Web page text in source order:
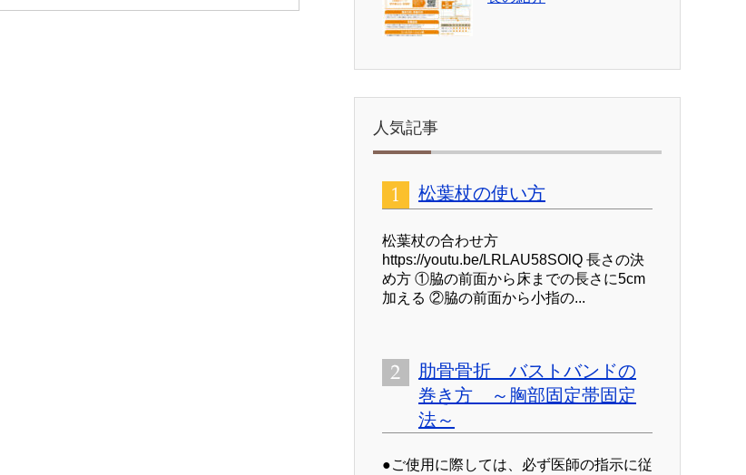
人気記事
松葉杖の使い方
松葉杖の合わせ方
https://youtu.be/LRLAU58SOlQ 長さの決
め方 ①脇の前面から床までの長さに5cm
加える ②脇の前面から小指の...
肋骨骨折 バストバンドの
巻き方 ～胸部固定帯固定
法～
●ご使用に際しては、必ず医師の指示に従